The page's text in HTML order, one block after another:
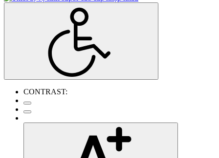
CONTRAST: